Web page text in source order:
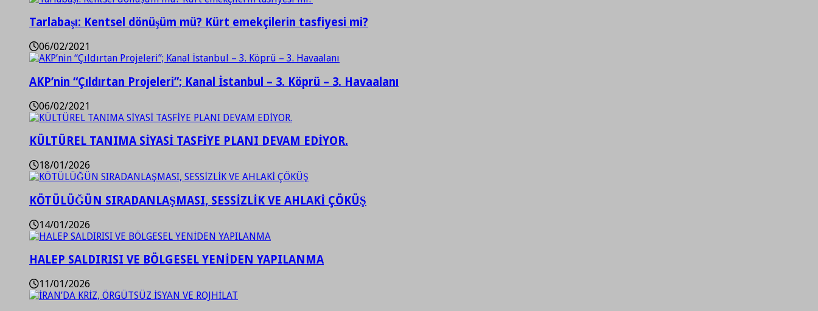
Tarlabaşı: Kentsel dönüşüm mü? Kürt emekçilerin tasfiyesi mi?
06/02/2021
AKP’nin “Çıldırtan Projeleri”; Kanal İstanbul – 3. Köprü – 3. Havaalanı
06/02/2021
KÜLTÜREL TANIMA SİYASİ TASFİYE PLANI DEVAM EDİYOR.
18/01/2026
KÖTÜLÜĞÜN SIRADANLAŞMASI, SESSİZLİK VE AHLAKİ ÇÖKÜŞ
14/01/2026
HALEP SALDIRISI VE BÖLGESEL YENİDEN YAPILANMA
11/01/2026